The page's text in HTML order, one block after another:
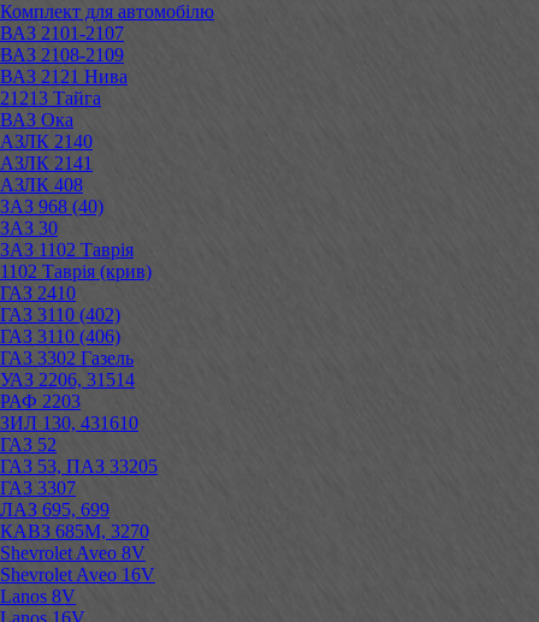
Комплект для автомобілю
ВАЗ 2101-2107
ВАЗ 2108-2109
ВАЗ 2121 Нива
21213 Тайга
ВАЗ Ока
АЗЛК 2140
АЗЛК 2141
АЗЛК 408
ЗАЗ 968 (40)
ЗАЗ 30
ЗАЗ 1102 Таврія
1102 Таврія (крив)
ГАЗ 2410
ГАЗ 3110 (402)
ГАЗ 3110 (406)
ГАЗ 3302 Газель
УАЗ 2206, 31514
РАФ 2203
ЗИЛ 130, 431610
ГАЗ 52
ГАЗ 53, ПАЗ 33205
ГАЗ 3307
ЛАЗ 695, 699
КАВЗ 685М, 3270
Shevrolet Aveo 8V
Shevrolet Aveo 16V
Lanos 8V
Lanos 16V